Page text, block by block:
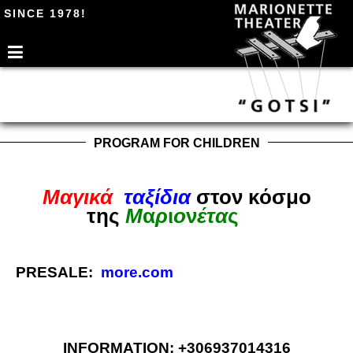
SINCE 1978!
PROGRAM FOR CHILDREN
Μαγικά ταξίδιαστον κόσμο
της Μαριονέτας
PRESALE: more.com
INFORMATION: +306937014316